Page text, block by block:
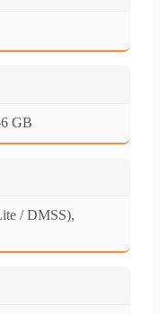
GB
/ DMSS),